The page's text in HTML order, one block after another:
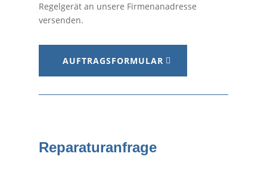
Regelgerät an unsere Firmenanadresse
versenden.
AUFTRAGSFORMULAR
Reparaturanfrage